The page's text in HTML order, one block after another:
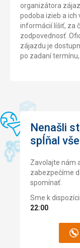
organizátora
podoba izieb a ich
informácií líšiť, za
zodpovednosť.
zájazdu je
po zadaní
Nenašli
spĺňal
Zavolajte nám
zabezpečíme
spomínať.
Sme k dispozícii
22:00